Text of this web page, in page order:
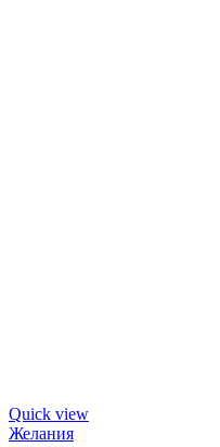
Quick view
Желания